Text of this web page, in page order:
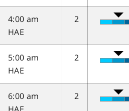
4:00 am
HAE
2
5:00 am
HAE
2
6:00 am
2